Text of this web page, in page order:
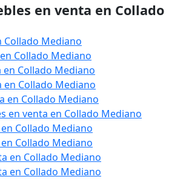
en venta en Collado
Collado Mediano
Collado Mediano
Collado Mediano
en Collado Mediano
en Collado Mediano
en venta en Collado Mediano
Collado Mediano
Collado Mediano
en Collado Mediano
en Collado Mediano